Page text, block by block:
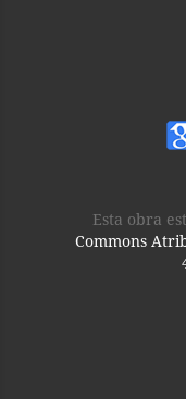
Esta obra
Commons